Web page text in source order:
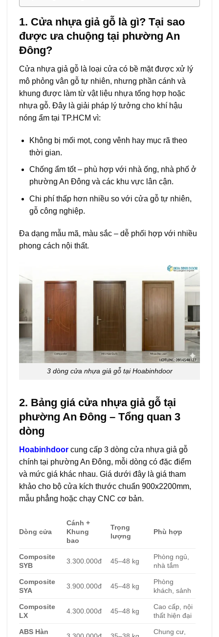
1. Cửa nhựa giả gỗ là gì? Tại sao
được ưa chuộng tại phường An
Đông?
Cửa nhựa giả gỗ là loại cửa có bề mặt được xử lý
mô phỏng vân gỗ tự nhiên, nhưng phần cánh và
khung được làm từ vật liệu nhựa tổng hợp hoặc
nhựa gỗ. Đây là giải pháp lý tưởng cho khí hậu
nóng ẩm tại TP.HCM vì:
Không bị mối mọt, cong vênh hay mục rã theo
thời gian.
Chống ẩm tốt – phù hợp với nhà ống, nhà phố ở
phường An Đông và các khu vực lân cận.
Chi phí thấp hơn nhiều so với cửa gỗ tự nhiên,
gỗ công nghiệp.
Đa dạng mẫu mã, màu sắc – dễ phối hợp với nhiều
phong cách nội thất.
3 dòng cửa nhựa giả gỗ tại Hoabinhdoor
2. Bảng giá cửa nhựa giả gỗ tại
phường An Đông – Tổng quan 3
dòng
Hoabinhdoor cung cấp 3 dòng cửa nhựa giả gỗ
chính tại phường An Đông, mỗi dòng có đặc điểm
và mức giá khác nhau. Giá dưới đây là giá tham
khảo cho bộ cửa kích thước chuẩn 900x2200mm,
mẫu phẳng hoặc chạy CNC cơ bản.
Dòng cửa
Cánh +
Khung
bao
Trọng
lượng
Phù hợp
Composite
SYB
3.300.000đ 45–48 kg
Phòng ngủ,
nhà tắm
Composite
SYA
3.900.000đ 45–48 kg
Phòng
khách, sảnh
Composite
LX
4.300.000đ 45–48 kg
Cao cấp, nội
thất hiện đại
ABS Hàn
Chung cư,